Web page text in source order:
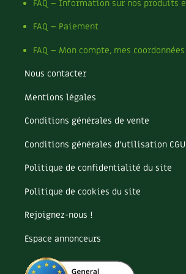
Soins et cosmétiques au naturel
Protéger la nature
Autonomie
Enfants
Archives
FAQ – Information sur nos produits
FAQ – Paiement
FAQ – Mon compte, mes coordonnées
Nous contacter
Mentions légales
Conditions générales de vente
Conditions générales d’utilisation CGU
Politique de confidentialité du site
Politique de cookies du site
Rejoignez-nous !
Espace annonceurs